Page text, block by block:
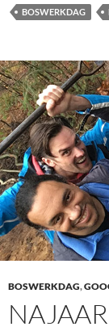
BOSWERKDAG
BOSWERKDAG,